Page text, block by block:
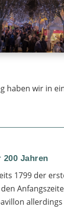
haben wir in
Jahren
1799 der